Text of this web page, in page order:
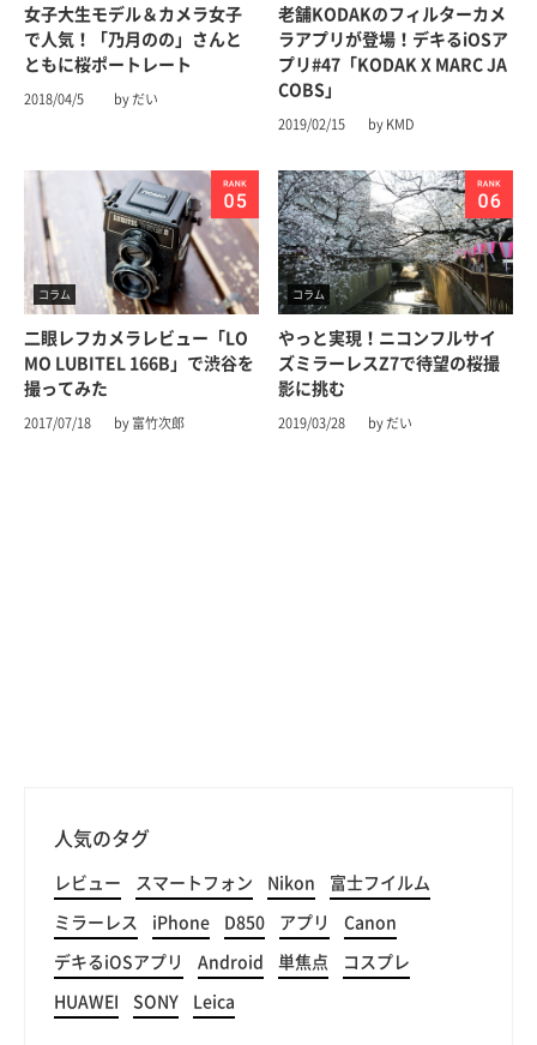
女子大生モデル＆カメラ女子
で人気！「乃月のの」さんと
ともに桜ポートレート
2018/04/5 by だい
老舗KODAKのフィルターカメ
ラアプリが登場！デキるiOSア
プリ#47「KODAK X MARC JA
COBS」
2019/02/15 by KMD
コラム
二眼レフカメラレビュー「LO
MO LUBITEL 166B」で渋谷を
撮ってみた
2017/07/18 by 富竹次郎
コラム
やっと実現！ニコンフルサイ
ズミラーレスZ7で待望の桜撮
影に挑む
2019/03/28 by だい
人気のタグ
レビュー スマートフォン Nikon 富士フイルム
ミラーレス iPhone D850 アプリ Canon
デキるiOSアプリ Android 単焦点 コスプレ
HUAWEI SONY Leica